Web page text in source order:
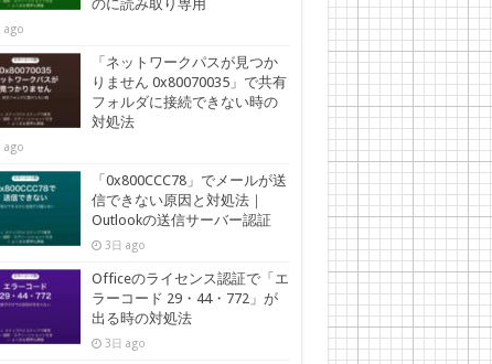
のに読み取り専用
ago
「ネットワークパスが見つか
りません 0x80070035」で共有
フォルダに接続できない時の
対処法
ago
「0x800CCC78」でメールが送
信できない原因と対処法｜
Outlookの送信サーバー認証
3日 ago
Officeのライセンス認証で「エ
ラーコード 29・44・772」が
出る時の対処法
3日 ago